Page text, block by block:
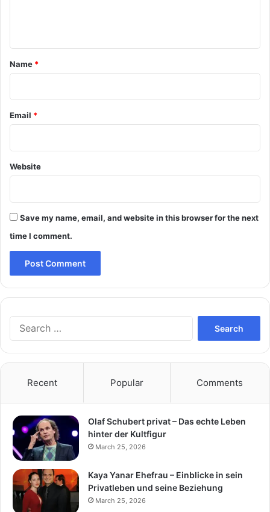
*
Name *
Email *
Website
Save my name, email, and website in this browser for the next
time I comment.
Recent Popular Comments
Olaf Schubert privat – Das echte Leben
hinter der Kultfigur
March 25, 2026
Kaya Yanar Ehefrau – Einblicke in sein
Privatleben und seine Beziehung
March 25, 2026